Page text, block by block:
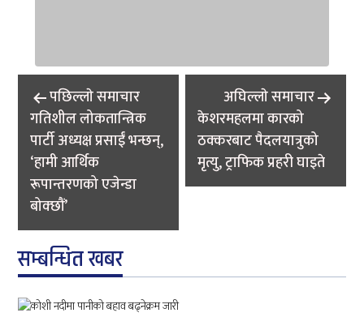
Post
navigation
पछिल्लाे समाचार
गतिशील लोकतान्त्रिक
पार्टी अध्यक्ष प्रसाईं भन्छन्,
‘हामी आर्थिक
रूपान्तरणको एजेन्डा
बोक्छौं’
अघिल्लाे समाचार
केशरमहलमा कारको
ठक्करबाट पैदलयात्रुको
मृत्यु, ट्राफिक प्रहरी घाइते
सम्बन्धित खबर